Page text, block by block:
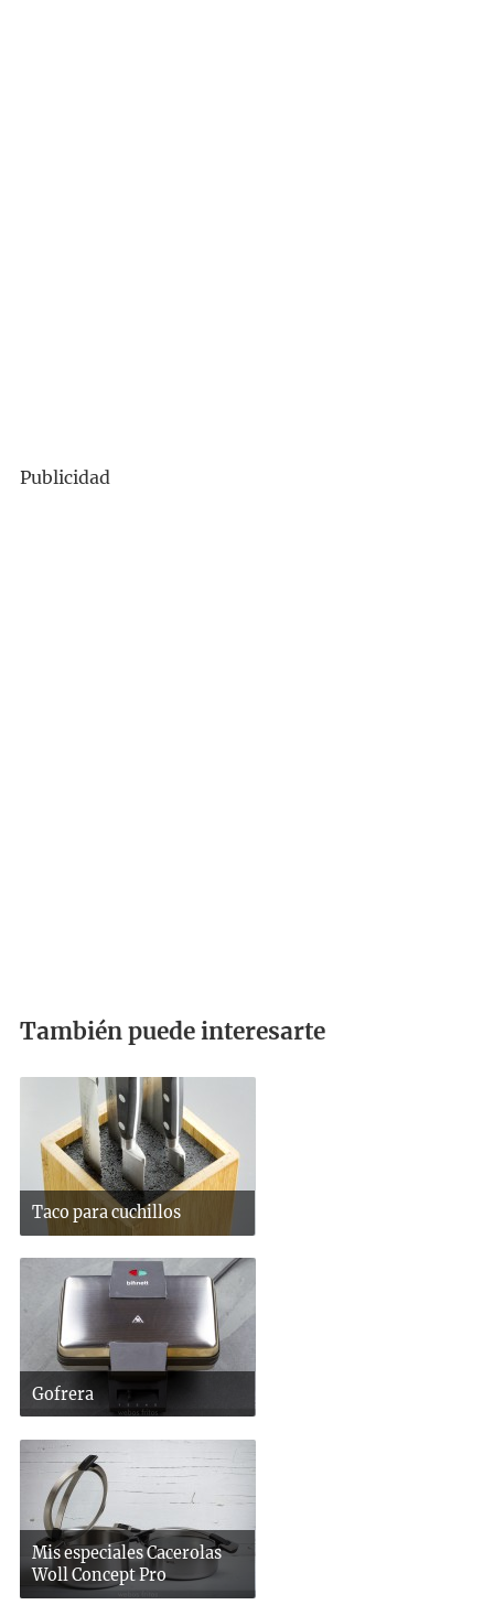
Publicidad
También puede interesarte
Taco para cuchillos
Gofrera
Mis especiales Cacerolas
Woll Concept Pro